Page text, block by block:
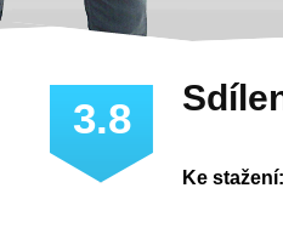
3.8
Ke stažení: